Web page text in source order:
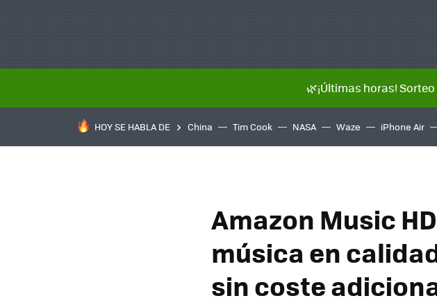
🌿¡Últimas horas!
HOY SE HABLA DE China Tim Cook NASA Waze iPhone Air
Amazon Music
música en
sin coste